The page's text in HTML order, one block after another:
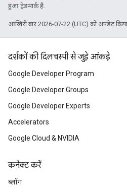
हुआ ट्रेडमार्क है.
आखिरी बार 2026-07-22 (UTC) को अपडेट
दर्शकों की दिलचस्पी से जुड़े आंकड़े
Google Developer Program
Google Developer Groups
Google Developer Experts
Accelerators
Google Cloud & NVIDIA
कनेक्ट करें
ब्लॉग